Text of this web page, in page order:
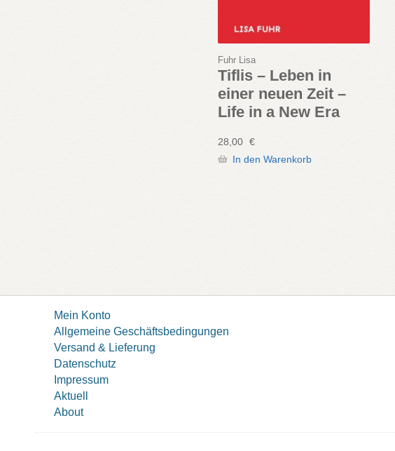
Fuhr Lisa
Tiflis – Leben in
einer neuen Zeit –
Life in a New Era
28,00 €
In den Warenkorb
Mein Konto
Allgemeine Geschäftsbedingungen
Versand & Lieferung
Datenschutz
Impressum
Aktuell
About